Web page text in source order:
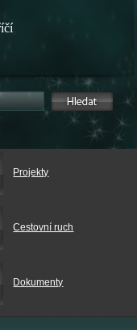
Projekty
Cestovní ruch
Dokumenty